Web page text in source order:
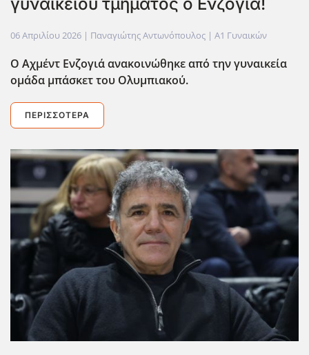
06 Απριλίου 2026 | Παναγιώτης Αντωνόπουλος | Α1 Γυναικών
Ο Αχμέντ Ενζογιά ανακοινώθηκε από την γυναικεία
ομάδα μπάσκετ του Ολυμπιακού.
ΠΕΡΙΣΣΌΤΕΡΑ